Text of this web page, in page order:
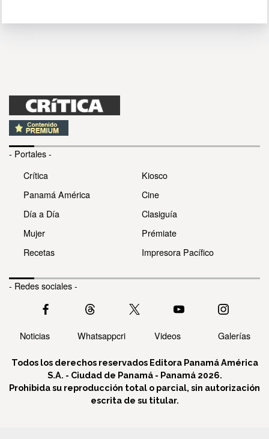
- Portales -
Crítica
Panamá América
Día a Día
Mujer
Recetas
Kiosco
Cine
Clasiguía
Prémiate
Impresora Pacífico
- Redes sociales -
Noticias Whatsappcri Videos Galerías
Todos los derechos reservados Editora Panamá América
S.A. - Ciudad de Panamá - Panamá 2026.
Prohibida su reproducción total o parcial, sin autorización
escrita de su titular.